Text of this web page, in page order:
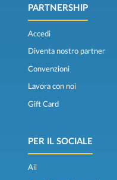
PARTNERSHIP
Accedi
Diventa nostro partner
Convenzioni
Lavora con noi
Gift Card
PER IL SOCIALE
Ail